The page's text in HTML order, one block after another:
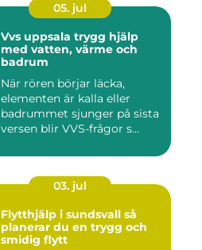
05. jul
Vvs uppsala trygg hjälp
med vatten, värme och
badrum
När rören börjar läcka,
elementen är kalla eller
badrummet sjunger på sista
versen blir VVS-frågor s...
03. jul
Flytthjälp i sundsvall så
planerar du en trygg och
smidig flytt